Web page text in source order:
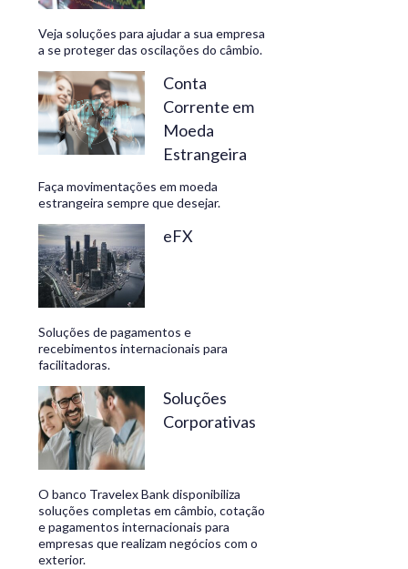
Veja soluções para ajudar a sua empresa
a se proteger das oscilações do câmbio.
Conta
Corrente em
Moeda
Estrangeira
Faça movimentações em moeda
estrangeira sempre que desejar.
eFX
Soluções de pagamentos e
recebimentos internacionais para
facilitadoras.
Soluções
Corporativas
O banco Travelex Bank disponibiliza
soluções completas em câmbio, cotação
e pagamentos internacionais para
empresas que realizam negócios com o
exterior.